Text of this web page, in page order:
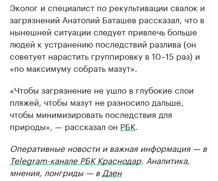
Эколог и специалист по рекультивации свалок и
загрязнений Анатолий Баташев рассказал, что в
нынешней ситуации следует привлечь больше
людей к устранению последствий разлива (он
советует нарастить группировку в 10–15 раз) и
«по максимуму собрать мазут».
«Чтобы загрязнение не ушло в глубокие слои
пляжей, чтобы мазут не разносило дальше,
чтобы минимизировать последствия для
природы», — рассказал он РБК.
Оперативные новости и важная информация — в
Telegram-канале РБК Краснодар. Аналитика,
мнения, лонгриды — вДзен